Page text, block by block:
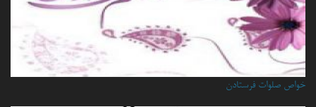
خواص صلوات فرستادن